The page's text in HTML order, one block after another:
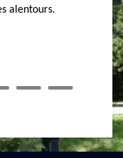
à la lasure,